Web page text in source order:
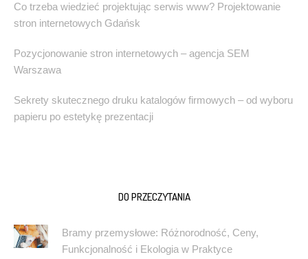
Co trzeba wiedzieć projektując serwis www? Projektowanie
stron internetowych Gdańsk
Pozycjonowanie stron internetowych – agencja SEM
Warszawa
Sekrety skutecznego druku katalogów firmowych – od wyboru
papieru po estetykę prezentacji
DO PRZECZYTANIA
Bramy przemysłowe: Różnorodność, Ceny,
Funkcjonalność i Ekologia w Praktyce